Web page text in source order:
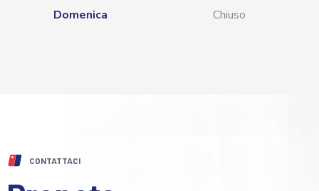
Domenica
Chiuso
CONTATTACI